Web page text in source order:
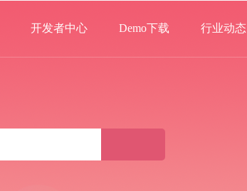
开发者中心 Demo下载 行业动态